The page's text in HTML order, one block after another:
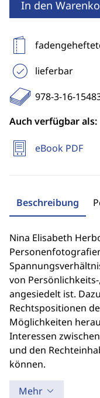
In den
lieferbar
978-3-16-
Auch verfügbar als:
eBook PDF
Beschreibung
Nina Elisabeth
von
angesiedelt ist.
Rechtspositionen
Möglichkeiten
Interessen
und den
können.
Mehr